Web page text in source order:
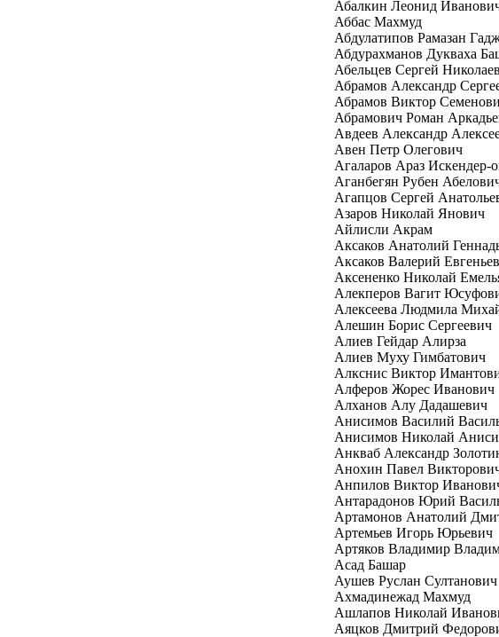
Абалкин Леонид
Аббас Махмуд
Абдулатипов Рамазан
Абдурахманов Дукваха
Абельцев Сергей
Абрамов Александр
Абрамов Виктор
Абрамович Роман
Авдеев Александр
Авен Петр Олегович
Агаларов Араз Искендер-
Аганбегян Рубен
Агапцов Сергей
Азаров Николай Янович
Айлисли Акрам
Аксаков Анатолий
Аксаков Валерий
Аксененко Николай
Алекперов Вагит
Алексеева Людмила
Алешин Борис Сергеевич
Алиев Гейдар Алирза
Алиев Муху Гимбатович
Алкснис Виктор
Алферов Жорес Иванович
Алханов Алу Дадашевич
Анисимов Василий
Анисимов Николай
Анкваб Александр
Анохин Павел
Анпилов Виктор
Антарадонов Юрий
Артамонов Анатолий
Артемьев Игорь Юрьевич
Артяков Владимир
Асад Башар
Аушев Руслан Султанович
Ахмадинежад Махмуд
Ашлапов Николай
Аяцков Дмитрий